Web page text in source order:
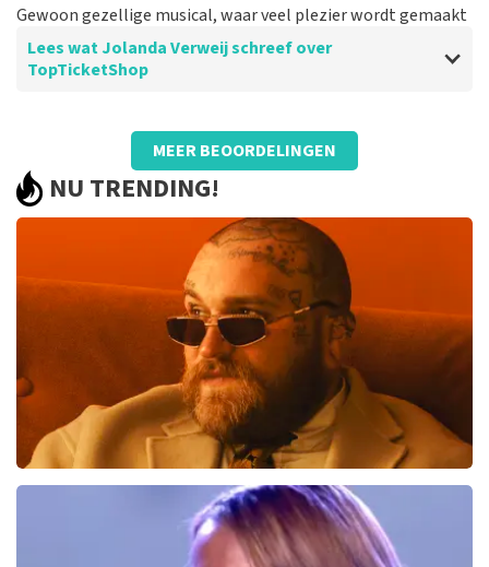
Gewoon gezellige musical, waar veel plezier wordt gemaakt
Lees wat Jolanda Verweij schreef over
TopTicketShop
Beoordeling van Jolanda Verweij overTopTicketShop
Goed
MEER BEOORDELINGEN
NU TRENDING!
laatste 30 minuten